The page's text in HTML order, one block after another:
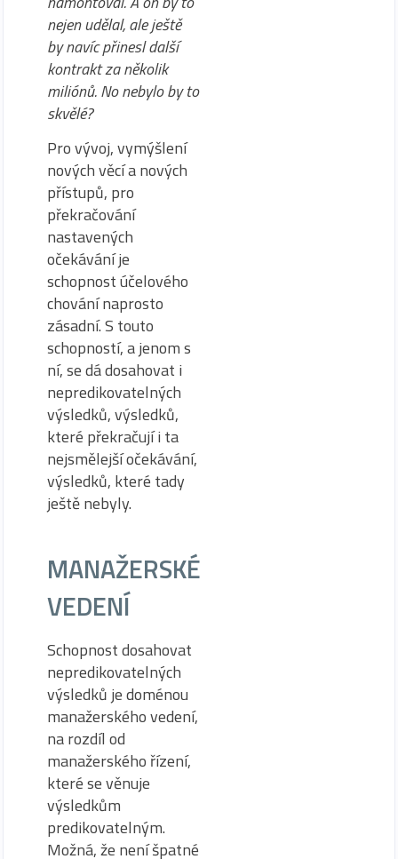
nejen udělal, ale ještě
by navíc přinesl další
kontrakt za několik
miliónů. No nebylo by to
skvělé?
Pro vývoj, vymýšlení
nových věcí a nových
přístupů, pro
překračování
nastavených
očekávání je
schopnost účelového
chování naprosto
zásadní. S touto
schopností, a jenom s
ní, se dá dosahovat i
nepredikovatelných
výsledků, výsledků,
které překračují i ta
nejsmělejší očekávání,
výsledků, které tady
ještě nebyly.
MANAŽERSKÉ
VEDENÍ
Schopnost dosahovat
nepredikovatelných
výsledků je doménou
manažerského vedení,
na rozdíl od
manažerského řízení,
které se věnuje
výsledkům
predikovatelným.
Možná, že není špatné